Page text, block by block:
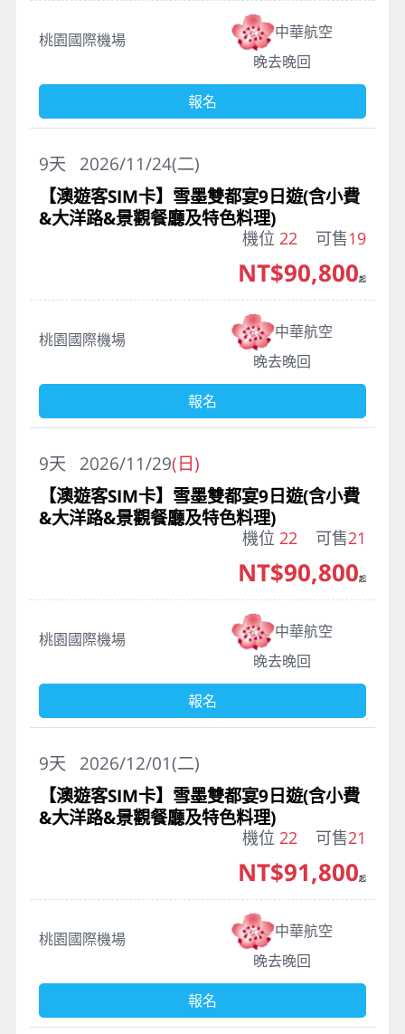
桃園國際機場
中華航空
晚去晚回
報名
2026/11/24(二)
9天
【澳遊客SIM卡】雪墨雙都宴9日遊(含小費
&大洋路&景觀餐廳及特色料理)
機位 22 可售19
桃園國際機場
中華航空
晚去晚回
NT$90,800起
報名
2026/11/29(日)
9天
【澳遊客SIM卡】雪墨雙都宴9日遊(含小費
&大洋路&景觀餐廳及特色料理)
機位 22 可售21
桃園國際機場
中華航空
晚去晚回
NT$90,800起
報名
2026/12/01(二)
9天
【澳遊客SIM卡】雪墨雙都宴9日遊(含小費
&大洋路&景觀餐廳及特色料理)
機位 22 可售21
桃園國際機場
中華航空
晚去晚回
NT$91,800起
報名